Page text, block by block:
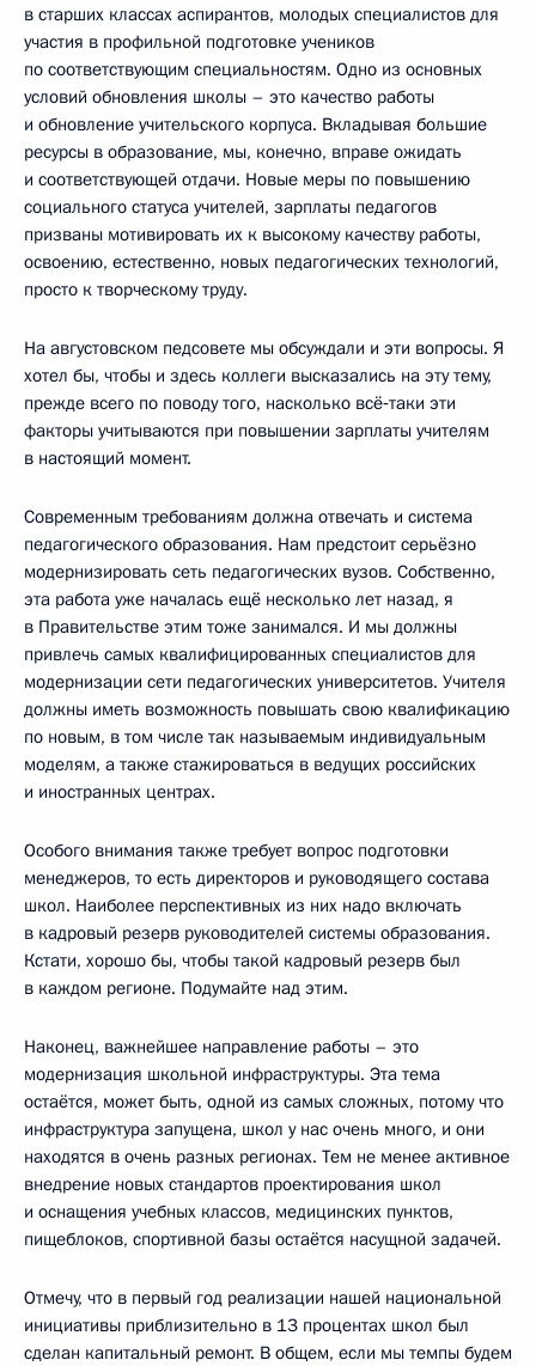
в старших классах аспирантов, молодых специалистов для
участия в профильной подготовке учеников
по соответствующим специальностям. Одно из основных
условий обновления школы – это качество работы
и обновление учительского корпуса. Вкладывая большие
ресурсы в образование, мы, конечно, вправе ожидать
и соответствующей отдачи. Новые меры по повышению
социального статуса учителей, зарплаты педагогов
призваны мотивировать их к высокому качеству работы,
освоению, естественно, новых педагогических технологий,
просто к творческому труду.
На августовском педсовете мы обсуждали и эти вопросы. Я
хотел бы, чтобы и здесь коллеги высказались на эту тему,
прежде всего по поводу того, насколько всё‑таки эти
факторы учитываются при повышении зарплаты учителям
в настоящий момент.
Современным требованиям должна отвечать и система
педагогического образования. Нам предстоит серьёзно
модернизировать сеть педагогических вузов. Собственно,
эта работа уже началась ещё несколько лет назад, я
в Правительстве этим тоже занимался. И мы должны
привлечь самых квалифицированных специалистов для
модернизации сети педагогических университетов. Учителя
должны иметь возможность повышать свою квалификацию
по новым, в том числе так называемым индивидуальным
моделям, а также стажироваться в ведущих российских
и иностранных центрах.
Особого внимания также требует вопрос подготовки
менеджеров, то есть директоров и руководящего состава
школ. Наиболее перспективных из них надо включать
в кадровый резерв руководителей системы образования.
Кстати, хорошо бы, чтобы такой кадровый резерв был
в каждом регионе. Подумайте над этим.
Наконец, важнейшее направление работы – это
модернизация школьной инфраструктуры. Эта тема
остаётся, может быть, одной из самых сложных, потому что
инфраструктура запущена, школ у нас очень много, и они
находятся в очень разных регионах. Тем не менее активное
внедрение новых стандартов проектирования школ
и оснащения учебных классов, медицинских пунктов,
пищеблоков, спортивной базы остаётся насущной задачей.
Отмечу, что в первый год реализации нашей национальной
инициативы приблизительно в 13 процентах школ был
сделан капитальный ремонт. В общем, если мы темпы будем